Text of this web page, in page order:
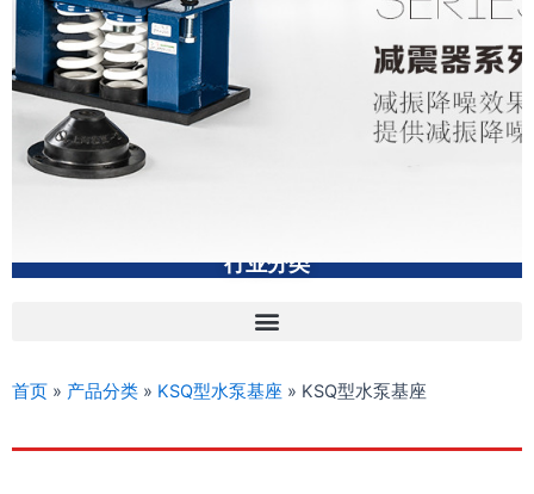
行业分类
首页 » 产品分类 » KSQ型水泵基座 » KSQ型水泵基座